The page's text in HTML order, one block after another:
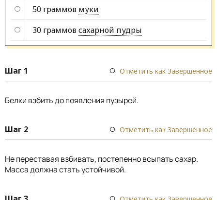
50 граммов муки
30 граммовсахарной пудры
Шаг 1 Отметить как Завершенное
Белки взбить до появления пузырей.
Шаг 2 Отметить как Завершенное
Не переставая взбивать, постепенно всыпать сахар.
Масса должна стать устойчивой.